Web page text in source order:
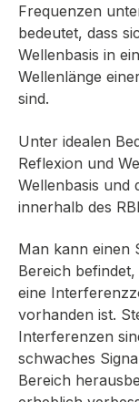
Frequenzen
bedeutet, dass
Wellenbasis in
Wellenlänge
sind.
Unter idealen
Reflexion und
Wellenbasis und
innerhalb des
Man kann einen
Bereich
eine
vorhanden ist.
Interferenzen
schwaches
Bereich